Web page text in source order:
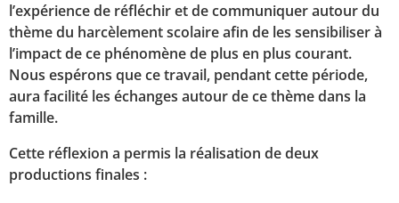
l’expérience de réfléchir et de communiquer autour du
thème du harcèlement scolaire afin de les sensibiliser à
l’impact de ce phénomène de plus en plus courant.
Nous espérons que ce travail, pendant cette période,
aura facilité les échanges autour de ce thème dans la
famille.
Cette réflexion a permis la réalisation de deux
productions finales :